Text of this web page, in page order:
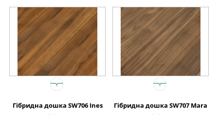
Гібридна дошка SW706 Ines
Гібридна дошка SW707 Mara